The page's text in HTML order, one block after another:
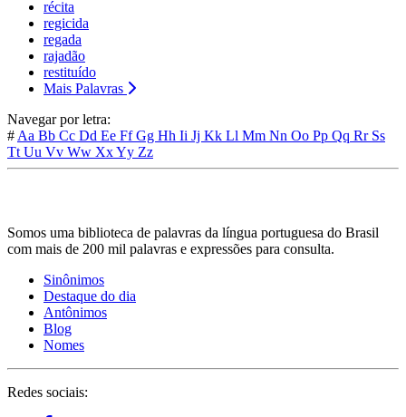
récita
regicida
regada
rajadão
restituído
Mais Palavras
Navegar por letra:
# Aa Bb Cc Dd Ee FfGg Hh Ii Jj Kk Ll Mm Nn Oo Pp Qq Rr Ss
Tt Uu Vv Ww XxYy Zz
Somos uma biblioteca de palavras da língua portuguesa do Brasil
com mais de 200 mil palavras e expressões para consulta.
Sinônimos
Destaque do dia
Antônimos
Blog
Nomes
Redes sociais: